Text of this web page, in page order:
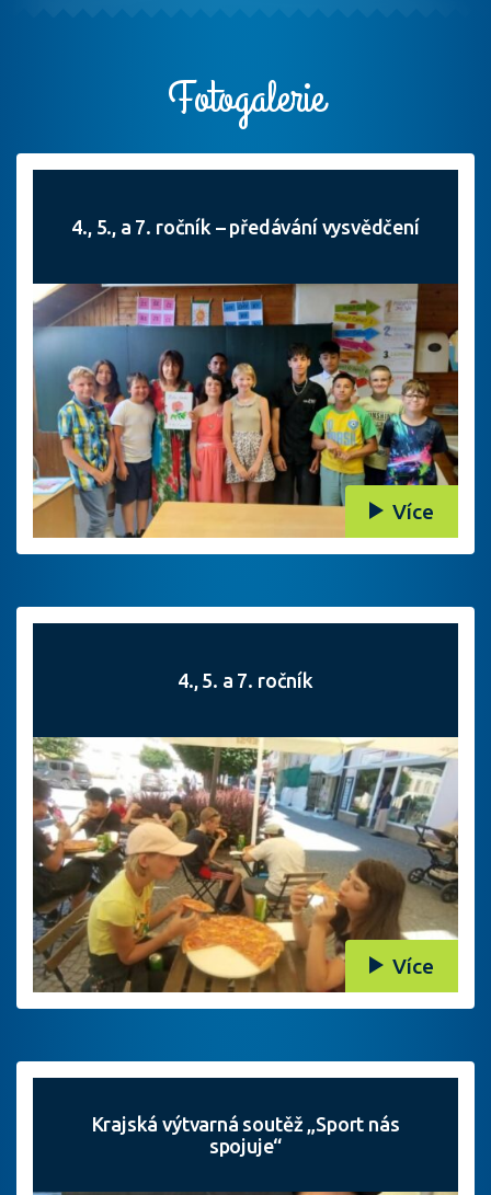
Fotogalerie
4., 5., a 7. ročník – předávání vysvědčení
Více
4., 5. a 7. ročník
Více
Krajská výtvarná soutěž „Sport nás
spojuje“